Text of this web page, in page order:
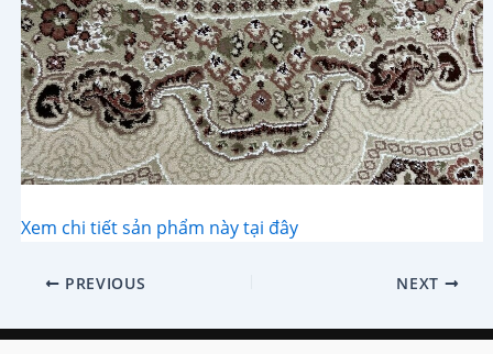
Xem chi tiết sản phẩm này tại đây
Post PREVIOUS NEXT